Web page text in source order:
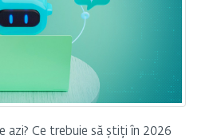
azi? Ce trebuie să știți în 2026